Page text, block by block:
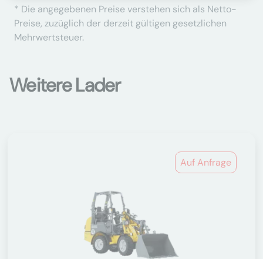
* Die angegebenen Preise verstehen sich als Netto-
Preise, zuzüglich der derzeit gültigen gesetzlichen
Mehrwertsteuer.
Weitere Lader
Auf Anfrage